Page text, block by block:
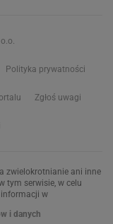
Polityka prywatności
Zgłoś uwagi
zwielokrotnianie ani inne
tym serwisie, w celu
w
i danych